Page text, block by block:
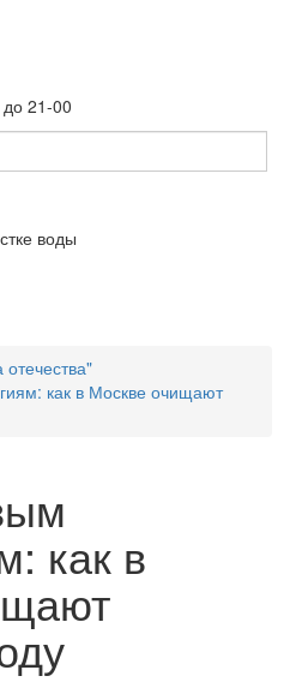
21-00
воды
как в Москве очищают
как в